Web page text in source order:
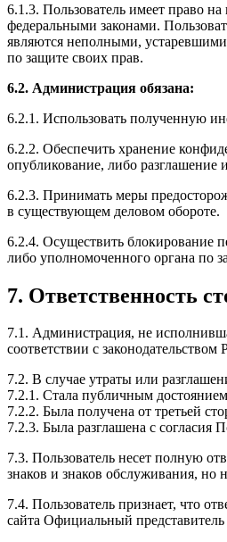
6.1.3. Пользователь имеет право
федеральными законами.
являются неполными,
по защите своих прав.
6.2. Администрация обязана:
6.2.1. Использовать полученную
6.2.2. Обеспечить хранение
опубликование, либо
6.2.3. Принимать меры
в существующем деловом обороте.
6.2.4. Осуществить блокирование
либо уполномоченного органа по
7. Ответственность
7.1. Администрация, не
соответствии с
7.2. В случае утраты или
7.2.1. Стала публичным
7.2.2. Была получена от третьей
7.2.3. Была разглашена с согласия
7.3. Пользователь несет полную
знаков и знаков обслуживания, но
7.4. Пользователь признает, что
сайта Официальный